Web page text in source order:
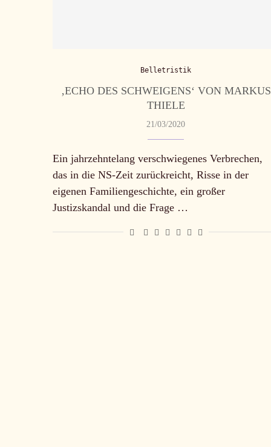
Belletristik
‚ECHO DES SCHWEIGENS‘ VON MARKUS
THIELE
21/03/2020
Ein jahrzehntelang verschwiegenes Verbrechen,
das in die NS-Zeit zurückreicht, Risse in der
eigenen Familiengeschichte, ein großer
Justizskandal und die Frage …